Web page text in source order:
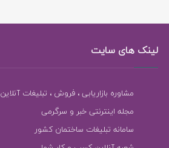
لینک های سایت
مشاوره بازاریابی ، فروش ، تبلیغات آنلاین
مجله اینترنتی خبر و سرگرمی
سامانه تبلیغات ساختمان کشور